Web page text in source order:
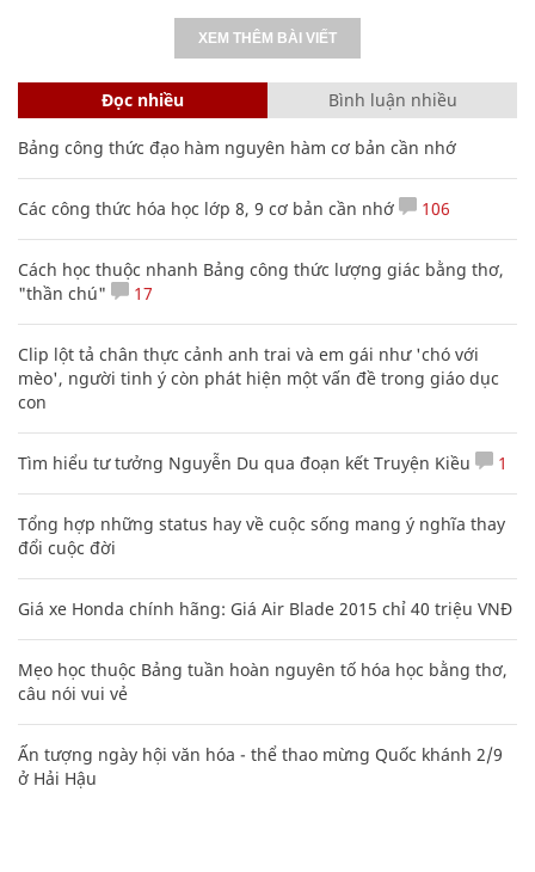
XEM THÊM BÀI VIẾT
Đọc nhiều Bình luận nhiều
Bảng công thức đạo hàm nguyên hàm cơ bản cần nhớ
Các công thức hóa học lớp 8, 9 cơ bản cần nhớ 106
Cách học thuộc nhanh Bảng công thức lượng giác bằng thơ,
"thần chú"
17
Clip lột tả chân thực cảnh anh trai và em gái như 'chó với
mèo', người tinh ý còn phát hiện một vấn đề trong giáo dục
con
Tìm hiểu tư tưởng Nguyễn Du qua đoạn kết Truyện Kiều 1
Tổng hợp những status hay về cuộc sống mang ý nghĩa thay
đổi cuộc đời
Giá xe Honda chính hãng: Giá Air Blade 2015 chỉ 40 triệu VNĐ
Mẹo học thuộc Bảng tuần hoàn nguyên tố hóa học bằng thơ,
câu nói vui vẻ
Ấn tượng ngày hội văn hóa - thể thao mừng Quốc khánh 2/9
ở Hải Hậu